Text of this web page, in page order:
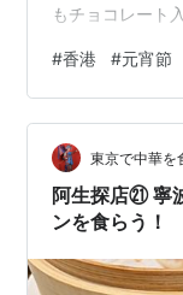
もチョコレート
買いました。 娘
ーに行ったら、
別のスーパーに
取ろうとしたら
たばかりで、今
た。どうやら袋
#香港 #元宵節
東京で中華を
阿生探店㉑ 寧
ンを食らう！